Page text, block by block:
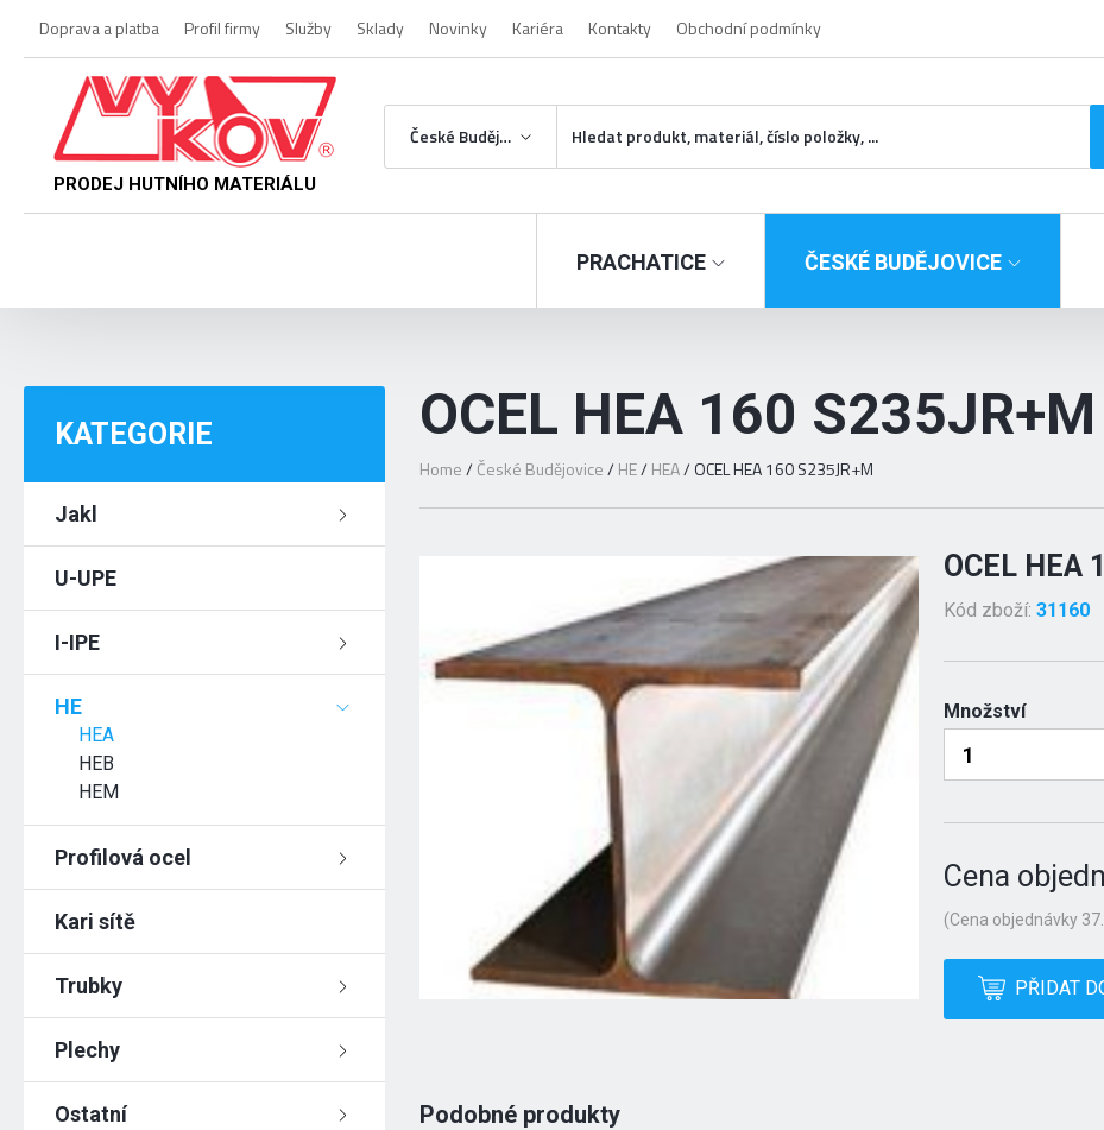
Doprava a platba Profil firmy Služby Sklady Novinky Kariéra Kontakty Obchodní podmínky
PRODEJ HUTNÍHO MATERIÁLU
České Budějovice
PRACHATICE ČESKÉ BUDĚJOVICE
KATEGORIE
Jakl
U-UPE
I-IPE
HE
HEA
HEB
HEM
Profilová ocel
Kari sítě
Trubky
Plechy
Ostatní
OCEL HEA 160 S235JR+M
Home/ České Budějovice/ HE/ HEA/ OCEL HEA 160 S235JR+M
OCEL HEA
Kód zboží:31160
Množství
Cena
(Cena objednávky
PŘIDAT
Podobné produkty